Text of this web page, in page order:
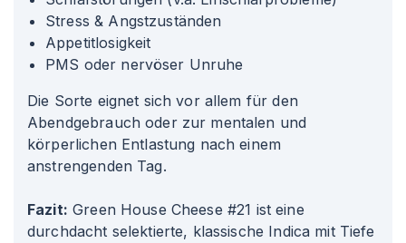
Stress & Angstzuständen
Appetitlosigkeit
PMS oder nervöser Unruhe
Die Sorte eignet sich vor allem für den
Abendgebrauch oder zur mentalen und
körperlichen Entlastung nach einem
anstrengenden Tag.
Fazit: Green House Cheese #21 ist eine
durchdacht selektierte, klassische Indica mit Tiefe